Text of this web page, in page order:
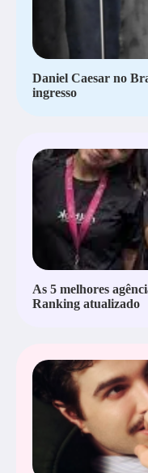
Daniel Caesar no
ingresso
As 5 melhores
Ranking atualizado